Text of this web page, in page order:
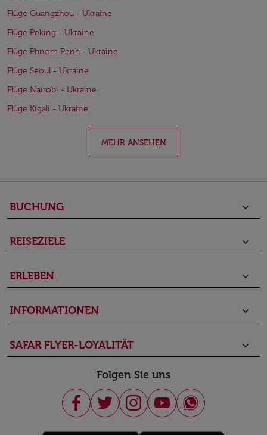
Flüge Guangzhou - Ukraine
Flüge Peking - Ukraine
Flüge Phnom Penh - Ukraine
Flüge Seoul - Ukraine
Flüge Nairobi - Ukraine
Flüge Kigali - Ukraine
MEHR ANSEHEN
BUCHUNG keyboard_arrow_down
REISEZIELE keyboard_arrow_down
ERLEBEN keyboard_arrow_down
INFORMATIONEN keyboard_arrow_down
SAFAR FLYER-LOYALITÄT keyboard_arrow_down
Folgen Sie uns